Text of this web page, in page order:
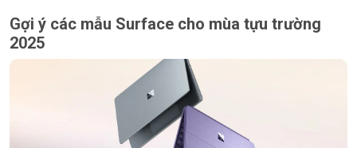
Gợi ý các mẫu Surface cho mùa tựu trường
2025